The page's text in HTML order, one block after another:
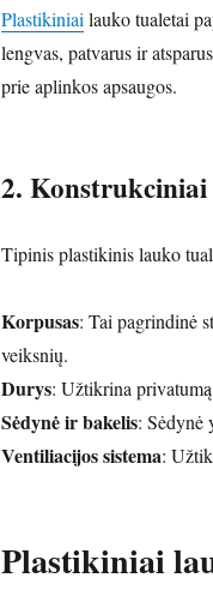
Plastikiniai lauko tualetai
lengvas, patvarus ir
prie aplinkos apsaugos.
2. Konstrukciniai
Tipinis plastikinis lauko
Korpusas: Tai pagrindinė
veiksnių.
Durys: Užtikrina
Sėdynė ir bakelis: Sėdynė
Ventiliacijos sistema:
Plastikiniai